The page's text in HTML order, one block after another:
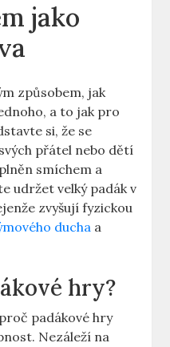
jako
způsobem, jak
a to jak pro
si, že se
přátel nebo dětí
smíchem a
udržet velký padák v
zvyšují fyzickou
ducha a
hry?
padákové hry
Nezáleží na